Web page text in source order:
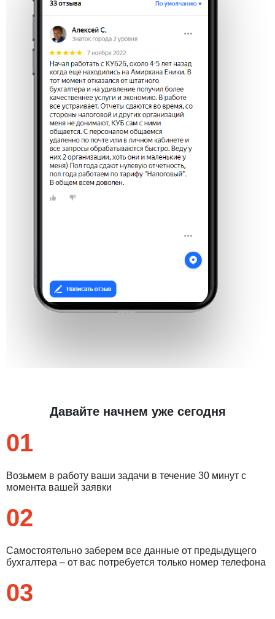
Давайте начнем уже сегодня
01
Возьмем в работу ваши задачи в течение 30 минут с
момента вашей заявки
02
Самостоятельно заберем все данные от предыдущего
бухгалтера – от вас потребуется только номер телефона
03